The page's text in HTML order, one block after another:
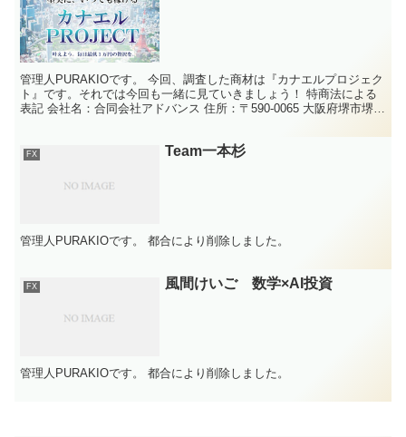
管理人PURAKIOです。 今回、調査した商材は『カナエルプロジェク
ト』です。それでは今回も一緒に見ていきましょう！ 特商法による
表記 会社名：合同会社アドバンス 住所：〒590-0065 大阪府堺市堺区
FX Team一本杉
管理人PURAKIOです。 都合により削除しました。
FX 風間けいご 数学×AI投資
管理人PURAKIOです。 都合により削除しました。